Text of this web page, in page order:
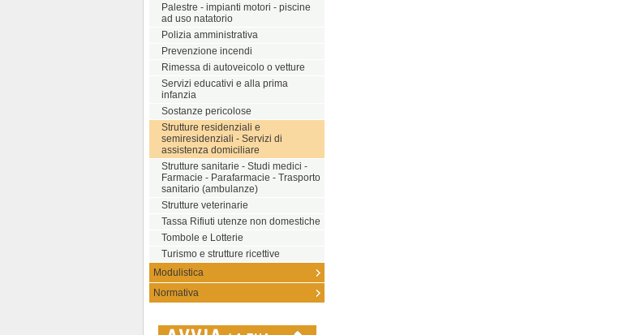
Palestre - impianti motori - piscine
ad uso natatorio
Polizia amministrativa
Prevenzione incendi
Rimessa di autoveicolo o vetture
Servizi educativi e alla prima
infanzia
Sostanze pericolose
Strutture residenziali e
semiresidenziali - Servizi di
assistenza domiciliare
Strutture sanitarie - Studi medici -
Farmacie - Parafarmacie - Trasporto
sanitario (ambulanze)
Strutture veterinarie
Tassa Rifiuti utenze non domestiche
Tombole e Lotterie
Turismo e strutture ricettive
Modulistica
Normativa